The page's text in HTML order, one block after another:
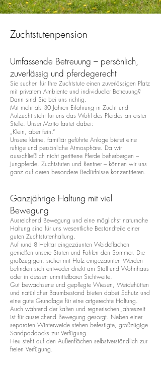
Zuchtstutenpension
Umfassende Betreuung – persönlich,
zuverlässig und pferdegerecht
Sie suchen für Ihre Zuchtstute einen zuverlässigen Platz
mit privatem Ambiente und individueller Betreuung?
Dann sind Sie bei uns richtig.
Mit mehr als 30 Jahren Erfahrung in Zucht und
Aufzucht steht für uns das Wohl des Pferdes an erster
Stelle. Unser Motto lautet dabei:
„Klein, aber fein.“
Unsere kleine, familiär geführte Anlage bietet eine
ruhige und persönliche Atmosphäre. Da wir
ausschließlich nicht gerittene Pferde beherbergen –
Jungpferde, Zuchtstuten und Rentner – können wir uns
ganz auf deren besondere Bedürfnisse konzentrieren.
Ganzjährige Haltung mit viel
Bewegung
Ausreichend Bewegung und eine möglichst naturnahe
Haltung sind für uns wesentliche Bestandteile einer
guten Zuchtstutenhaltung.
Auf rund 8 Hektar eingezäunten Weideflächen
genießen unsere Stuten und Fohlen den Sommer. Die
großzügigen, sicher mit Holz eingezäunten Weiden
befinden sich entweder direkt am Stall und Wohnhaus
oder in dessen unmittelbarer Sichtweite.
Gut bewachsene und gepflegte Wiesen, Weidehütten
und natürlicher Baumbestand bieten dabei Schutz und
eine gute Grundlage für eine artgerechte Haltung.
Auch während der kalten und regnerischen Jahreszeit
ist für ausreichend Bewegung gesorgt. Neben einer
separaten Winterweide stehen befestigte, großzügige
Sandpaddocks zur Verfügung.
Heu steht auf den Außenflächen selbstverständlich zur
freien Verfügung.